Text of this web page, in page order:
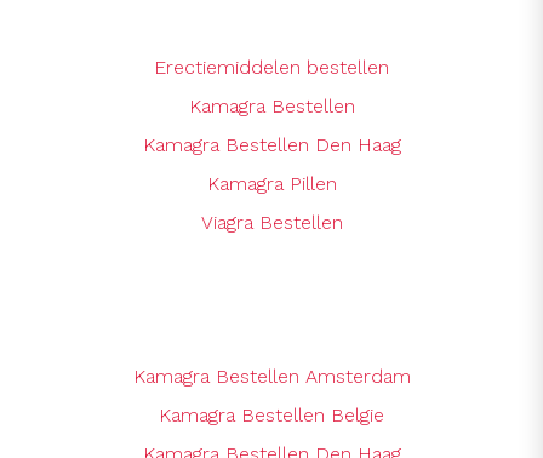
Erectiemiddelen bestellen
Kamagra Bestellen
Kamagra Bestellen Den Haag
Kamagra Pillen
Viagra Bestellen
Kamagra Bestellen Amsterdam
Kamagra Bestellen Belgie